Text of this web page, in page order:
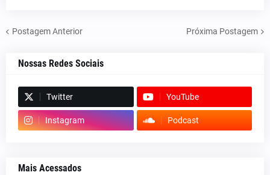
Postagem Anterior Próxima Postagem
Nossas Redes Sociais
Twitter YouTube
Instagram Podcast
Mais Acessados